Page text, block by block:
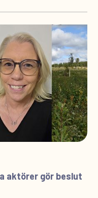
aktörer gör beslut